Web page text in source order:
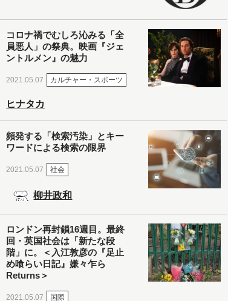
コロナ禍でむしろ沁みる「全
員悪人」の祭典。映画『ジェ
ントルメン』の魅力
2021.05.07 カルチャー・スポーツ
ヒナタカ
頻発する「検索汚染」とキー
ワードによる検索の限界
2021.05.07 社会
柳井政和
ロンドン再封鎖16週目。最終
回・英国社会は「新たな段
階」に。＜入江敦彦の『足止
め喰らい日記』嫌々乍ら
Returns＞
2021.05.07 国際